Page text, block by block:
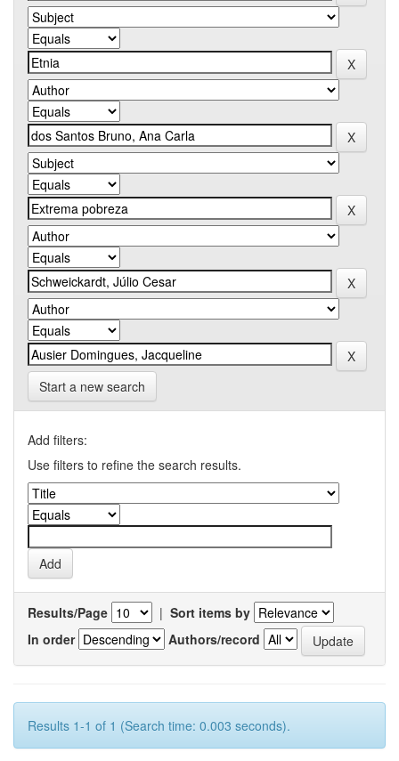
Start a new search
Add filters:
Use filters to refine the search results.
Results/Page | Sort items by
In order
Authors/record
Results 1-1 of 1 (Search time: 0.003 seconds).